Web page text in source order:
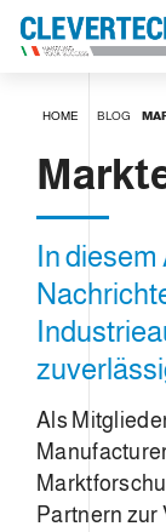
HOME BLOG
In
Als
Partnern zur